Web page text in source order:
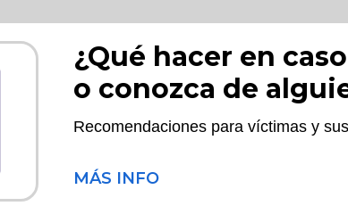
¿Qué hacer en
o conozca de
Recomendaciones para víctimas y
MÁS INFO